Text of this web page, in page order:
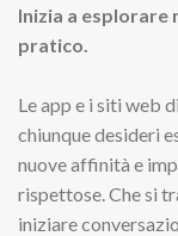
Inizia a esplorare
pratico.
Le app e i siti web
chiunque desideri
nuove affinità e
rispettose. Che si
iniziare